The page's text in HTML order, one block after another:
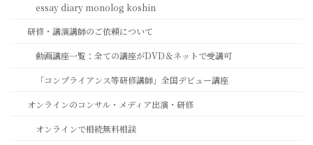
essay diary monolog koshin
研修・講演講師のご依頼について
動画講座一覧：全ての講座がDVD＆ネットで受講可
「コンプライアンス等研修講師」全国デビュー講座
オンラインのコンサル・メディア出演・研修
オンラインで相続無料相談